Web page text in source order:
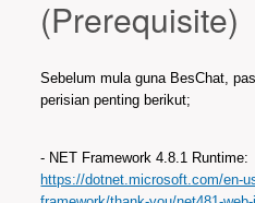
(Prerequisite)
Sebelum mula guna BesChat,
perisian penting berikut;
- NET Framework 4.8.1 Runtime:
https://dotnet.microsoft.com/en-